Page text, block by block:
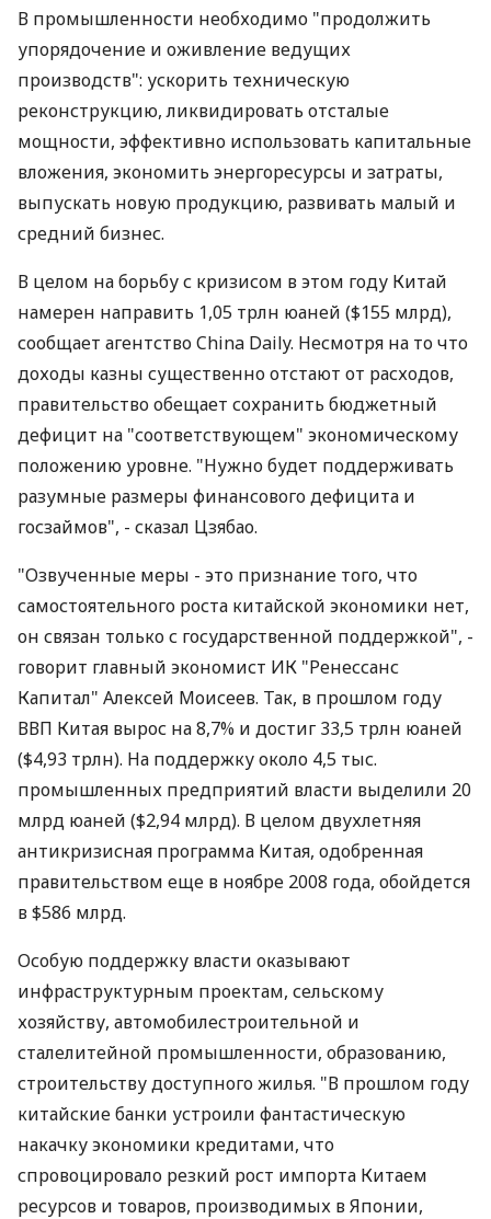
В промышленности необходимо "продолжить
упорядочение и оживление ведущих
производств": ускорить техническую
реконструкцию, ликвидировать отсталые
мощности, эффективно использовать капитальные
вложения, экономить энергоресурсы и затраты,
выпускать новую продукцию, развивать малый и
средний бизнес.
В целом на борьбу с кризисом в этом году Китай
намерен направить 1,05 трлн юаней ($155 млрд),
сообщает агентство China Daily. Несмотря на то что
доходы казны существенно отстают от расходов,
правительство обещает сохранить бюджетный
дефицит на "соответствующем" экономическому
положению уровне. "Нужно будет поддерживать
разумные размеры финансового дефицита и
госзаймов", - сказал Цзябао.
"Озвученные меры - это признание того, что
самостоятельного роста китайской экономики нет,
он связан только с государственной поддержкой", -
говорит главный экономист ИК "Ренессанс
Капитал" Алексей Моисеев. Так, в прошлом году
ВВП Китая вырос на 8,7% и достиг 33,5 трлн юаней
($4,93 трлн). На поддержку около 4,5 тыс.
промышленных предприятий власти выделили 20
млрд юаней ($2,94 млрд). В целом двухлетняя
антикризисная программа Китая, одобренная
правительством еще в ноябре 2008 года, обойдется
в $586 млрд.
Особую поддержку власти оказывают
инфраструктурным проектам, сельскому
хозяйству, автомобилестроительной и
сталелитейной промышленности, образованию,
строительству доступного жилья. "В прошлом году
китайские банки устроили фантастическую
накачку экономики кредитами, что
спровоцировало резкий рост импорта Китаем
ресурсов и товаров, производимых в Японии,